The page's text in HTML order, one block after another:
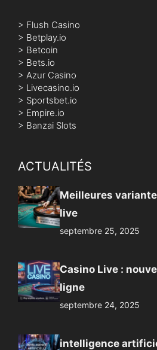
> Flush Casino
> Betplay.io
> Betcoin
> Bets.io
> Azur Casino
> Livecasino.io
> Sportsbet.io
> Empire.io
> Banzai Slots
ACTUALITÉS
Meilleures
live
septembre 25, 2025
Casino Live :
ligne
septembre 24, 2025
intelligence